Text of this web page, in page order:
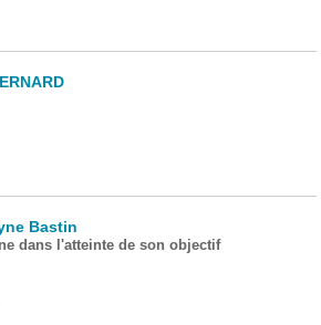
Bastin
dans l'atteinte de son objectif